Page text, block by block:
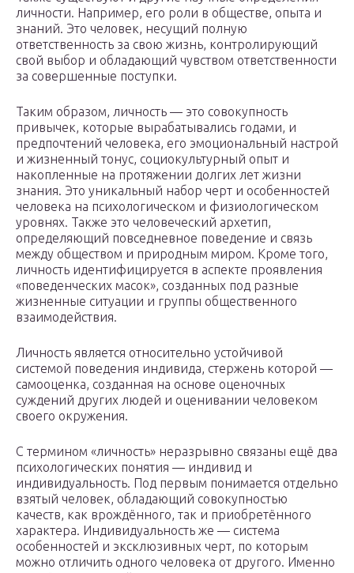
личности. Например, его роли в обществе, опыта и
знаний. Это человек, несущий полную
ответственность за свою жизнь, контролирующий
свой выбор и обладающий чувством ответственности
за совершенные поступки.
Таким образом, личность — это совокупность
привычек, которые вырабатывались годами, и
предпочтений человека, его эмоциональный настрой
и жизненный тонус, социокультурный опыт и
накопленные на протяжении долгих лет жизни
знания. Это уникальный набор черт и особенностей
человека на психологическом и физиологическом
уровнях. Также это человеческий архетип,
определяющий повседневное поведение и связь
между обществом и природным миром. Кроме того,
личность идентифицируется в аспекте проявления
«поведенческих масок», созданных под разные
жизненные ситуации и группы общественного
взаимодействия.
Личность является относительно устойчивой
системой поведения индивида, стержень которой —
самооценка, созданная на основе оценочных
суждений других людей и оценивании человеком
своего окружения.
С термином «личность» неразрывно связаны ещё два
психологических понятия — индивид и
индивидуальность. Под первым понимается отдельно
взятый человек, обладающий совокупностью
качеств, как врождённого, так и приобретённого
характера. Индивидуальность же — система
особенностей и эксклюзивных черт, по которым
можно отличить одного человека от другого. Именно